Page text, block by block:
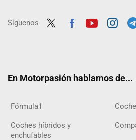
Síguenos
En Motorpasión hablamos de...
Fórmula1
Coches híbridos y
enchufables